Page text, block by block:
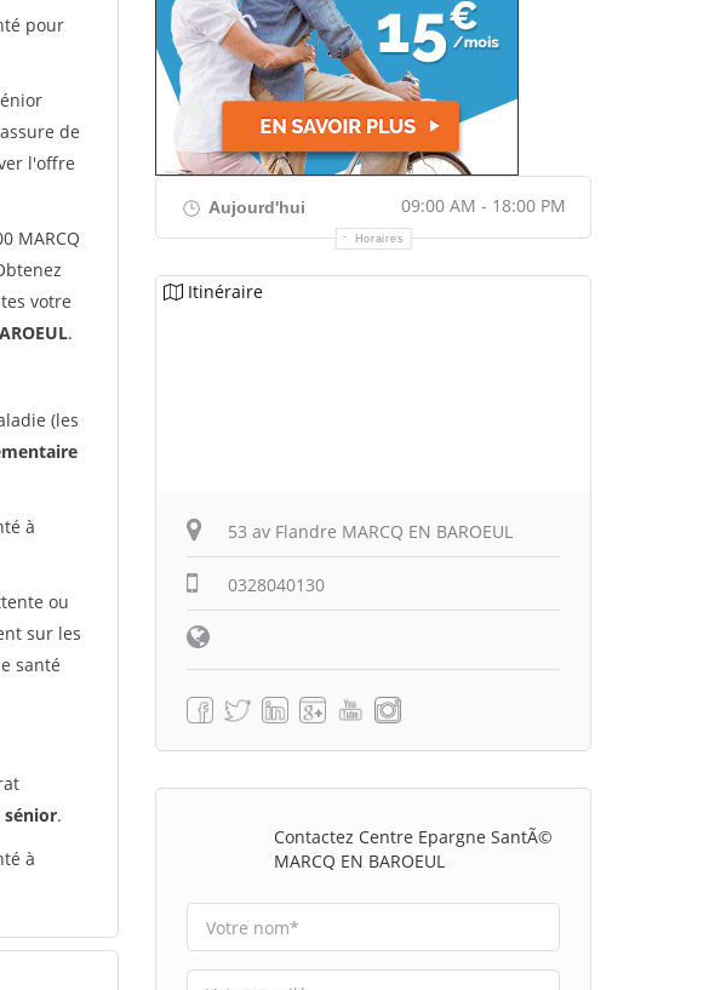
pour
de
l'offre
MARCQ
votre
.
(les
à
ou
sur les
santé
sénior.
à
Aujourd'hui 09:00 AM - 18:00 PM
Horaires
Itinéraire
53 av Flandre MARCQ EN BAROEUL
0328040130
Contactez Centre Epargne SantÃ©
MARCQ EN BAROEUL